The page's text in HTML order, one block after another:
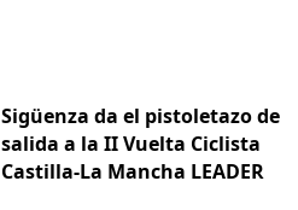
Sigüenza da el pistoletazo de
salida a la II Vuelta Ciclista
Castilla-La Mancha LEADER